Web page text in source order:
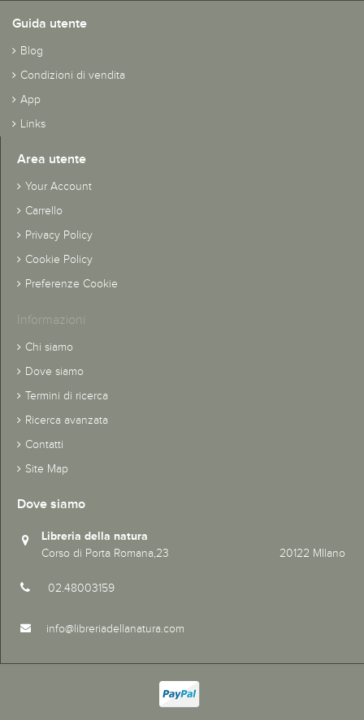
Guida utente
Blog
Condizioni di vendita
App
Links
Area utente
Your Account
Carrello
Privacy Policy
Cookie Policy
Preferenze Cookie
Informazioni
Chi siamo
Dove siamo
Termini di ricerca
Ricerca avanzata
Contatti
Site Map
Dove siamo
Libreria della natura
Corso di Porta Romana,23 20122 MIlano
02.48003159
info@libreriadellanatura.com